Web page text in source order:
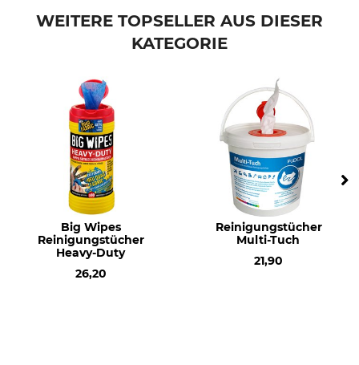
WEITERE TOPSELLER AUS DIESER
KATEGORIE
Big Wipes
Reinigungstücher
Heavy-Duty
26,20
Reinigungstücher
Multi-Tuch
21,90